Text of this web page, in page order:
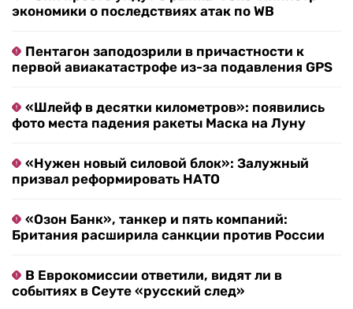
экономики о последствиях атак по WB
Пентагон заподозрили в причастности к
первой авиакатастрофе из-за подавления GPS
«Шлейф в десятки километров»: появились
фото места падения ракеты Маска на Луну
«Нужен новый силовой блок»: Залужный
призвал реформировать НАТО
«Озон Банк», танкер и пять компаний:
Британия расширила санкции против России
В Еврокомиссии ответили, видят ли в
событиях в Сеуте «русский след»